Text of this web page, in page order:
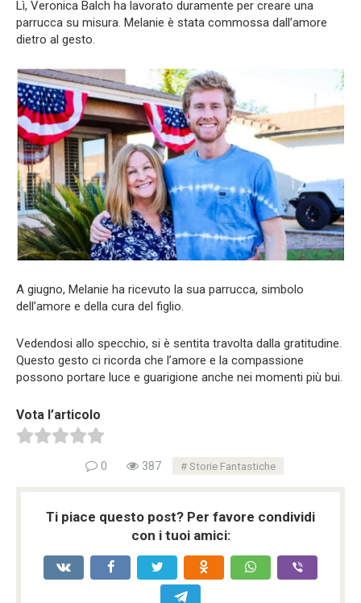
Lì, Veronica Balch ha lavorato duramente per creare una
parrucca su misura. Melanie è stata commossa dall’amore
dietro al gesto.
A giugno, Melanie ha ricevuto la sua parrucca, simbolo
dell’amore e della cura del figlio.
Vedendosi allo specchio, si è sentita travolta dalla gratitudine.
Questo gesto ci ricorda che l’amore e la compassione
possono portare luce e guarigione anche nei momenti più bui.
Vota l’articolo
0 387 Storie Fantastiche
Ti piace questo post? Per favore condividi
con i tuoi amici: